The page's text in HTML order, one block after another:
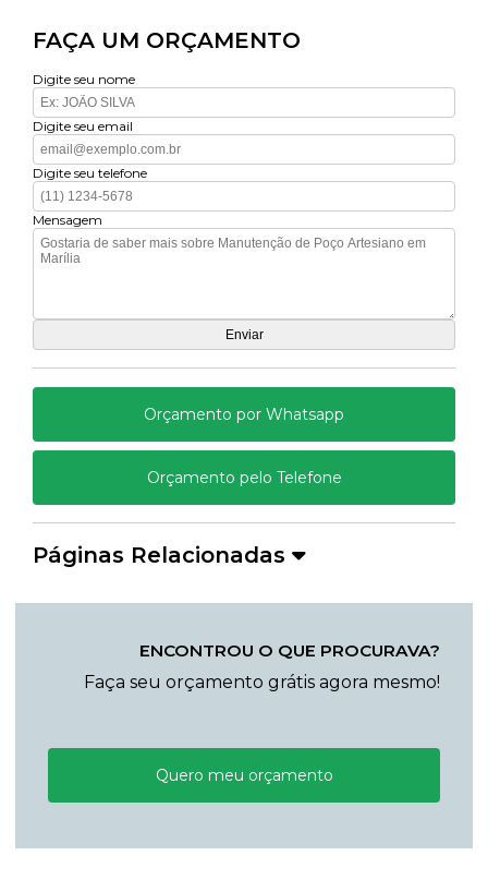
FAÇA UM ORÇAMENTO
Digite seu nome
Digite seu email
Digite seu telefone
Mensagem
Orçamento por Whatsapp
Orçamento pelo Telefone
Páginas Relacionadas
ENCONTROU O QUE PROCURAVA?
Faça seu orçamento grátis agora mesmo!
Quero meu orçamento